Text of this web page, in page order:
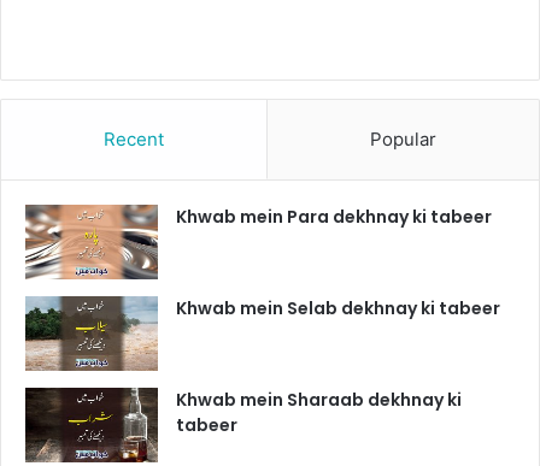
Recent Popular
Khwab mein Para dekhnay ki tabeer
Khwab mein Selab dekhnay ki tabeer
Khwab mein Sharaab dekhnay ki
tabeer